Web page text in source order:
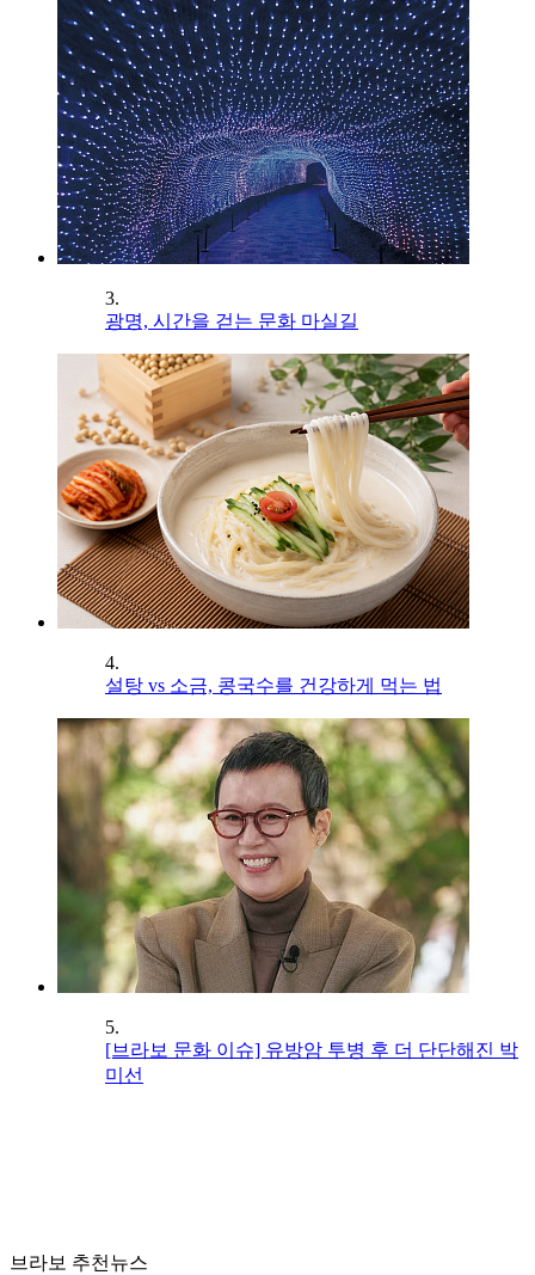
3.
광명, 시간을 걷는 문화 마실길
4.
설탕 vs 소금, 콩국수를 건강하게 먹는 법
5.
[브라보 문화 이슈] 유방암 투병 후 더 단단해진 박
미선
브라보 추천뉴스